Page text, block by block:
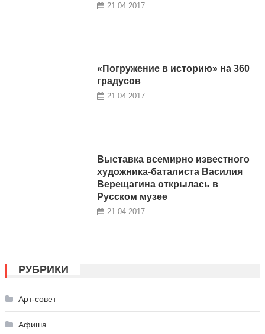
21.04.2017
«Погружение в историю» на 360
градусов
21.04.2017
Выставка всемирно известного
художника-баталиста Василия
Верещагина открылась в
Русском музее
21.04.2017
РУБРИКИ
Арт-совет
Афиша